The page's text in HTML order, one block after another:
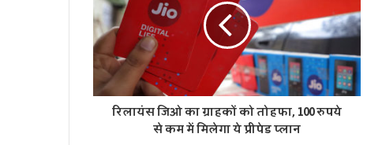
रिलायंस जिओ का ग्राहकों को तोहफा, 100 रुपये
से कम में मिलेगा ये प्रीपेड प्लान